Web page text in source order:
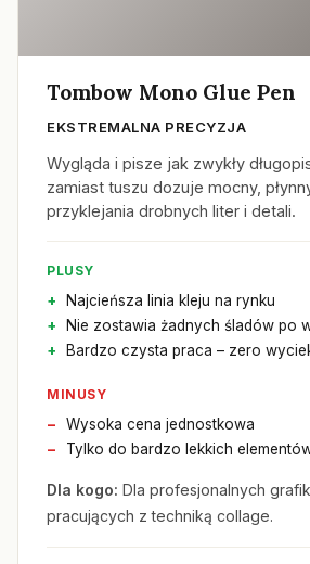
Tombow Mono Glue Pen
EKSTREMALNA PRECYZJA
Wygląda i pisze jak zwykły
zamiast tuszu dozuje mocny,
przyklejania drobnych liter i detali.
PLUSY
Najcieńsza linia kleju na rynku
Nie zostawia żadnych śladów po
Bardzo czysta praca – zero
MINUSY
Wysoka cena jednostkowa
Tylko do bardzo lekkich
Dla kogo: Dla profesjonalnych
pracujących z techniką collage.